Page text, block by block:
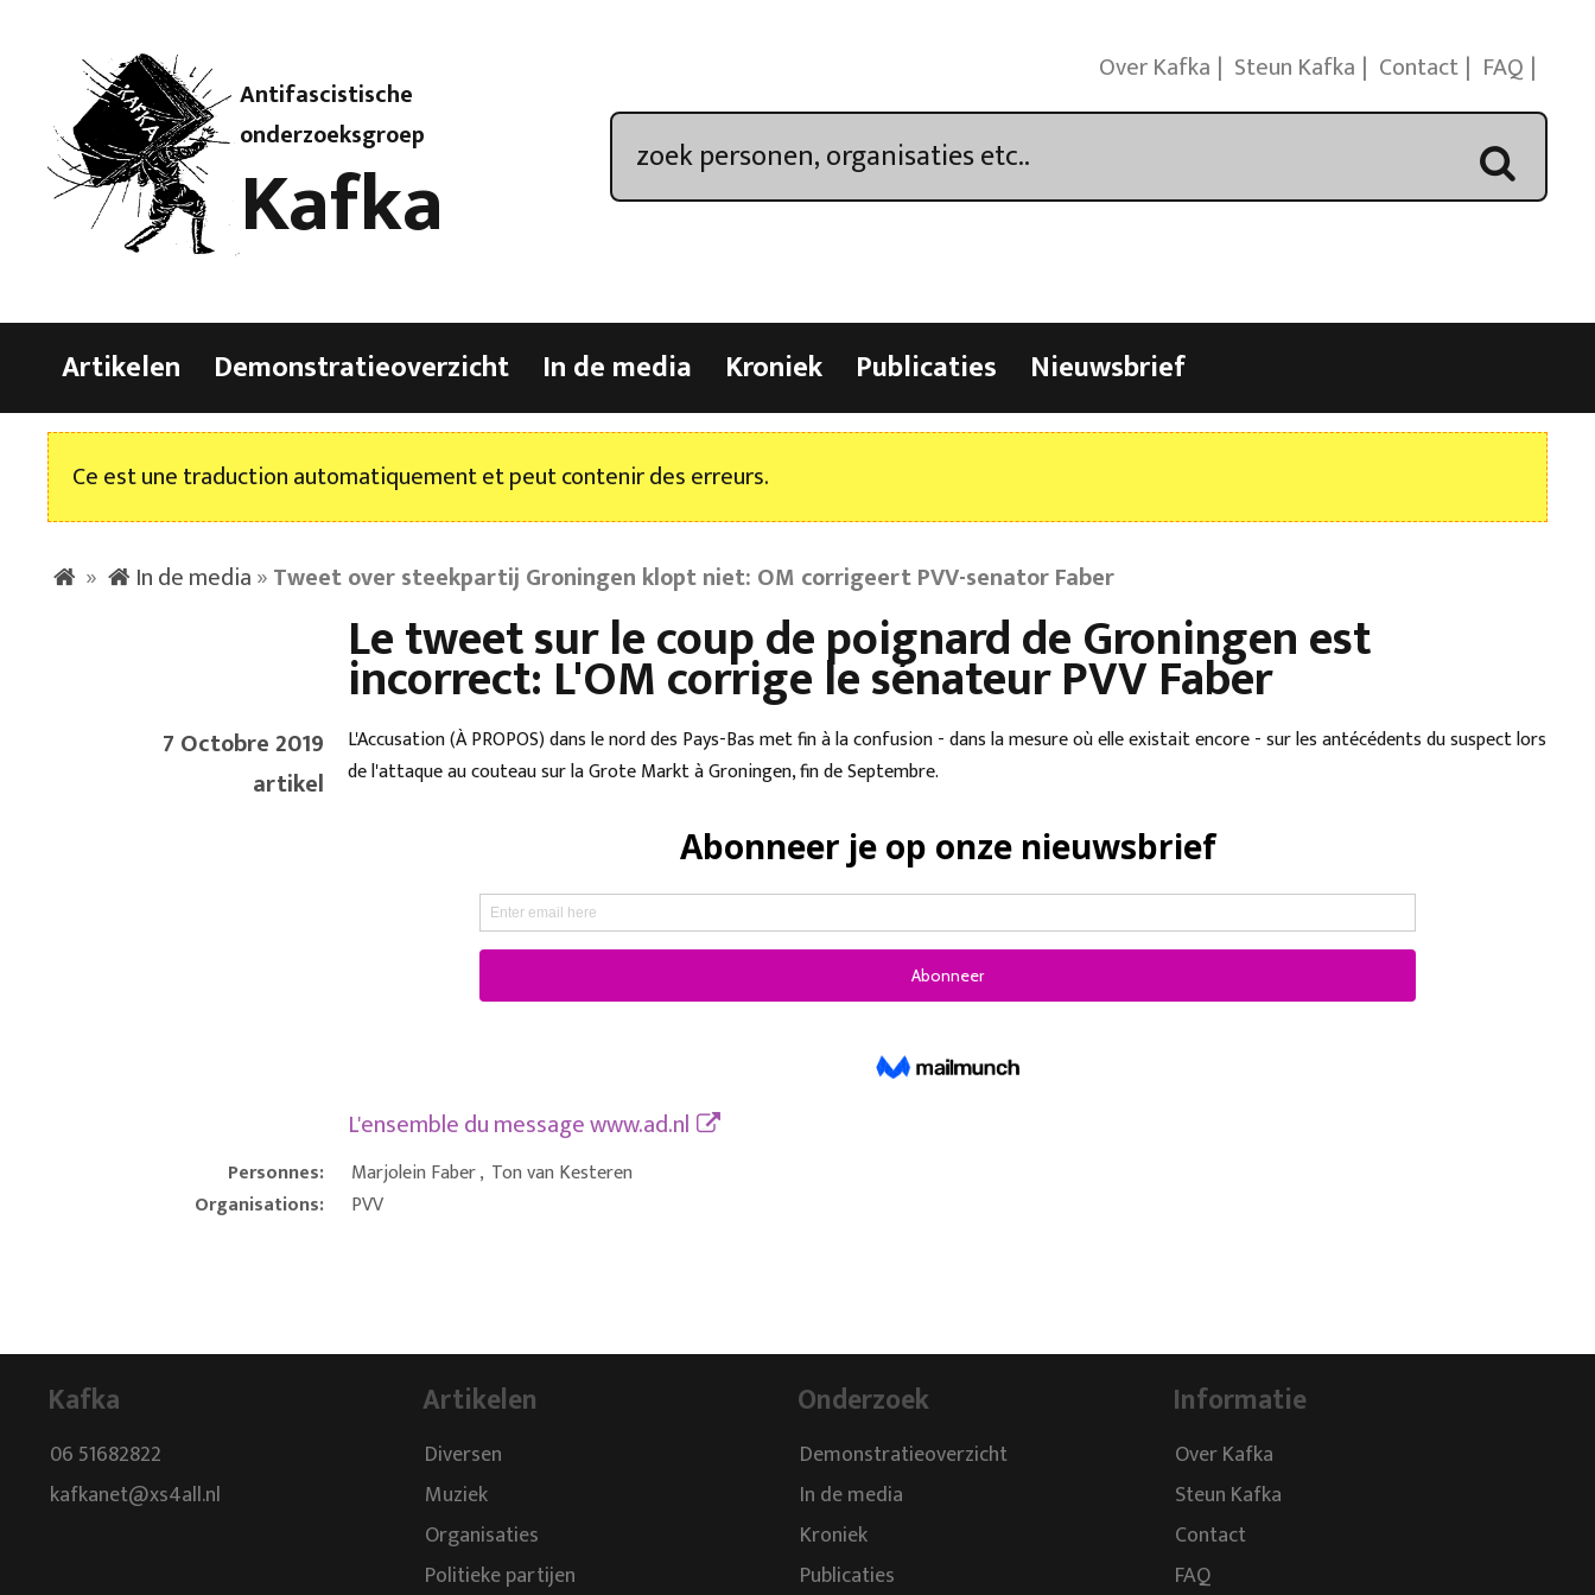
Antifascistische
onderzoeksgroep
Kafka
Over Kafka Steun Kafka Contact FAQ
Artikelen Demonstratieoverzicht In de media Kroniek Publicaties Nieuwsbrief
Ce est une traduction automatiquement et peut contenir des erreurs.
» In de media»Tweet over steekpartij Groningen klopt niet: OM corrigeert PVV-senator Faber
Le tweet sur le coup de poignard de Groningen est
incorrect: L'OM corrige le sénateur PVV Faber
7 Octobre 2019
artikel
L'Accusation (À PROPOS) dans le nord des Pays-Bas met fin à la confusion - dans la mesure où elle existait encore - sur les antécédents du suspect lors
de l'attaque au couteau sur la Grote Markt à Groningen, fin de Septembre.
L'ensemble du messagewww.ad.nl
Personnes: Marjolein Faber, Ton van Kesteren
Organisations:
PVV
Kafka
06 51682822
kafkanet@xs4all.nl
Artikelen
Diversen
Muziek
Organisaties
Politieke partijen
Onderzoek
Demonstratieoverzicht
In de media
Kroniek
Publicaties
Informatie
Over Kafka
Steun Kafka
Contact
FAQ